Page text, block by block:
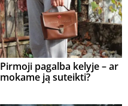
Pirmoji pagalba kelyje – ar
mokame ją suteikti?